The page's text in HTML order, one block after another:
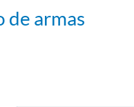
de armas